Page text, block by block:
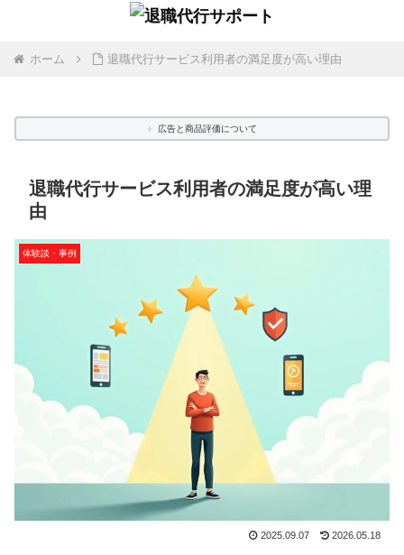
ホーム 退職代行サービス利用者の満足度が高い理由
広告と商品評価について
退職代行サービス利用者の満足度が高い理
由
体験談・事例
2025.09.07 2026.05.18